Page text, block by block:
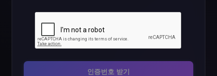
인증번호 받기